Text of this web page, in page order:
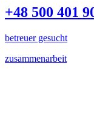
+48 500 401
betreuer gesucht
zusammenarbeit